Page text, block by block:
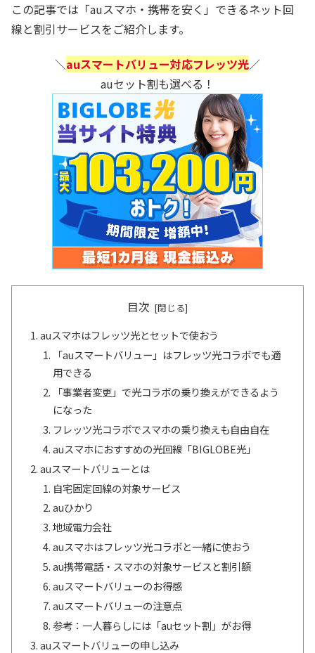
この記事では「auスマホ・携帯を安く」できるネット回
線と割引サービスをご紹介します。
＼auスマートバリュー対応フレッツ光／
auセット割も選べる！
目次
auスマホはフレッツ光とセットで使おう
「auスマートバリュー」はフレッツ光コラボでも適
用できる
「事業者変更」で光コラボの乗り換えができるよう
になった
フレッツ光コラボでスマホの乗り換えも自由自在
auスマホにおすすめの光回線「BIGLOBE光」
auスマートバリューとは
自宅固定回線の対象サービス
auひかり
地域電力会社
auスマホはフレッツ光コラボと一緒に使おう
au携帯電話・スマホの対象サービスと割引額
auスマートバリューのお得感
auスマートバリューの注意点
参考：一人暮らしには「auセット割」がお得
auスマートバリューの申し込み